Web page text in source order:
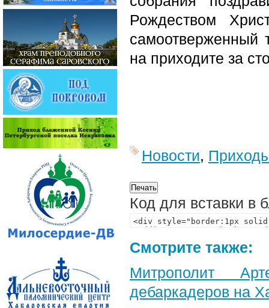
Рождеством
самоотверженный
на приходите за
Новости,
Код для вставки в
Смотрите также:
Митрополит
дебаркадеров на